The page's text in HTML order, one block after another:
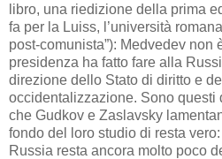
libro, una riedizione della prima
fa per la Luiss, l’università
post-comunista”): Medvedev non
presidenza ha fatto fare alla
direzione dello Stato di diritto e
occidentalizzazione. Sono questi
che Gudkov e Zaslavsky
fondo del loro studio di resta
Russia resta ancora molto poco